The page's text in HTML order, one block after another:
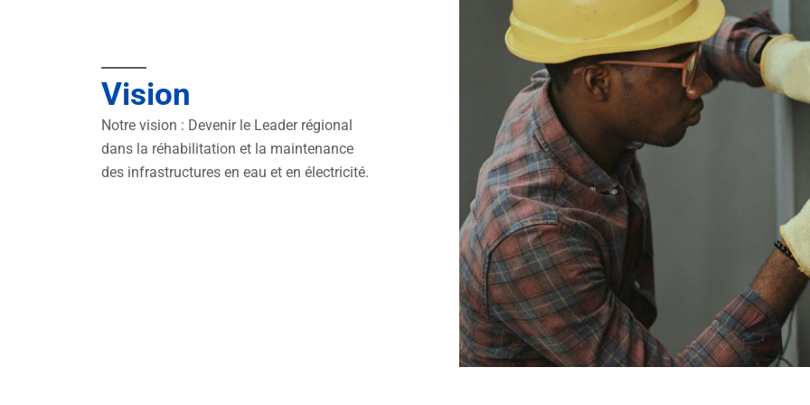
Vision
Notre vision : Devenir le Leader régional
dans la réhabilitation et la maintenance
des infrastructures en eau et en électricité.